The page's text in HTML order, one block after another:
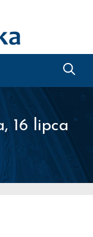
16 lipca